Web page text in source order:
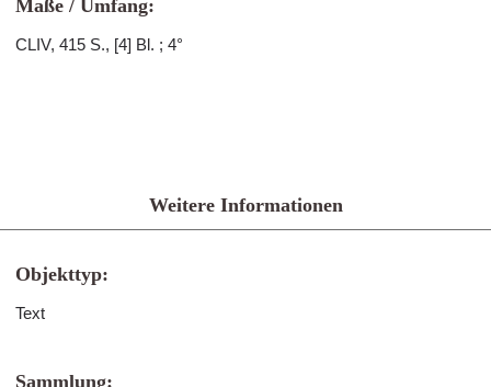
Maße / Umfang:
CLIV, 415 S., [4] Bl. ; 4°
Weitere Informationen
Objekttyp:
Text
Sammlung: